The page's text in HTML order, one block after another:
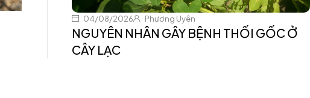
04/08/2026 Phương Uyên
NGUYÊN NHÂN GÂY BỆNH THỐI GỐC Ở
CÂY LẠC